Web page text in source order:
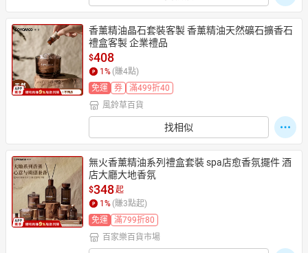
香薰精油晶石套裝客製 香薰精油天然礦石擴香石
禮盒客製 企業禮品
$408
1 % (賺4點)
免運
券
滿499折40
風鈴草百貨
找相似
無火香薰精油系列禮盒套裝 spa店愈香氛擺件 酒
店大廳大地香氛
$348起
1 % (賺3點起)
免運
滿799折80
百家樂百貨市場